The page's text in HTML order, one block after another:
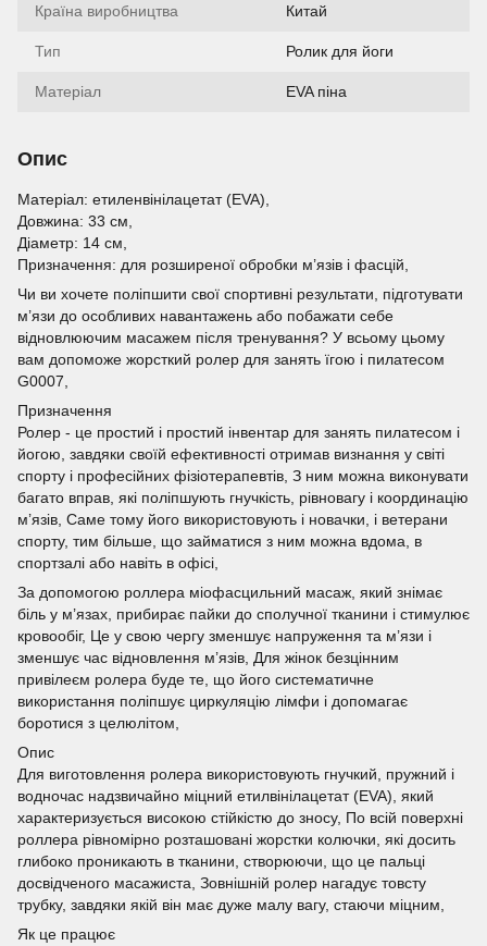
Країна виробництва Китай
Тип Ролик для йоги
Матеріал EVA піна
Опис
Матеріал: етиленвінілацетат (EVA),
Довжина: 33 см,
Діаметр: 14 см,
Призначення: для розширеної обробки м’язів і фасцій,
Чи ви хочете поліпшити свої спортивні результати, підготувати
м’язи до особливих навантажень або побажати себе
відновлюючим масажем після тренування? У всьому цьому
вам допоможе жорсткий ролер для занять їгою і пилатесом
G0007,
Призначення
Ролер - це простий і простий інвентар для занять пилатесом і
йогою, завдяки своїй ефективності отримав визнання у світі
спорту і професійних фізіотерапевтів, З ним можна виконувати
багато вправ, які поліпшують гнучкість, рівновагу і координацію
м’язів, Саме тому його використовують і новачки, і ветерани
спорту, тим більше, що займатися з ним можна вдома, в
спортзалі або навіть в офісі,
За допомогою роллера міофасцильний масаж, який знімає
біль у м’язах, прибирає пайки до сполучної тканини і стимулює
кровообіг, Це у свою чергу зменшує напруження та м’язи і
зменшує час відновлення м’язів, Для жінок безцінним
привілеєм ролера буде те, що його систематичне
використання поліпшує циркуляцію лімфи і допомагає
боротися з целюлітом,
Опис
Для виготовлення ролера використовують гнучкий, пружний і
водночас надзвичайно міцний етилвінілацетат (EVA), який
характеризується високою стійкістю до зносу, По всій поверхні
роллера рівномірно розташовані жорстки колючки, які досить
глибоко проникають в тканини, створюючи, що це пальці
досвідченого масажиста, Зовнішній ролер нагадує товсту
трубку, завдяки якій він має дуже малу вагу, стаючи міцним,
Як це працює